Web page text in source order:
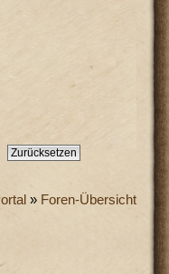
» Foren-Übersicht